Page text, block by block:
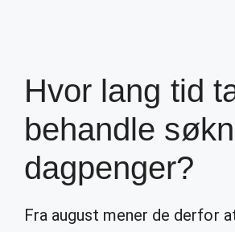
Hvor lang tid
behandle
dagpenger?
Fra august mener de derfor